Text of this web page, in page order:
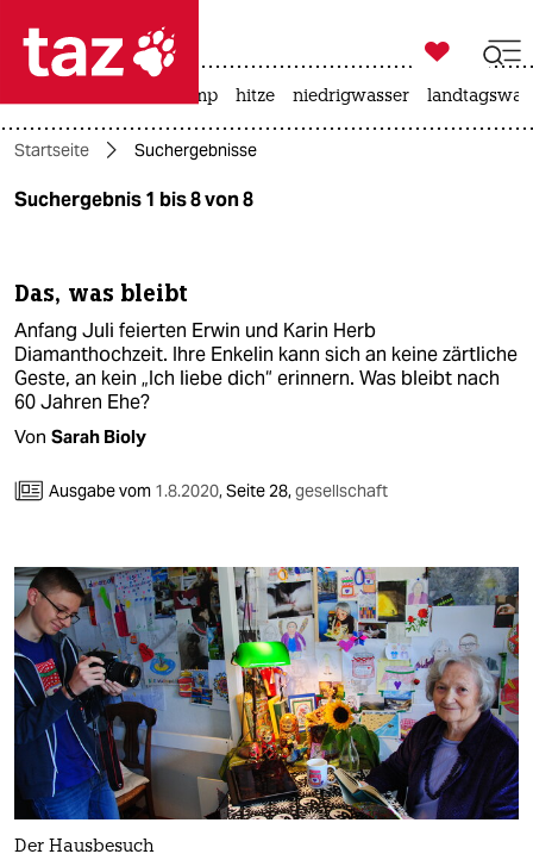
 taz zahl ich
taz zahl ich
themen
öko
gesellschaft
kultur
sport
nord
wahrheit
verlag
verlag
veranstaltungen
shop

taz zahl ich
usa unter trump hitze niedrigwasser
Startseite Suchergebnisse
Suchergebnis 1 bis 8 von 8
Das, was bleibt
Anfang Juli feierten Erwin und Karin Herb
Diamanthochzeit. Ihre Enkelin kann sich an keine zärtliche
Geste, an kein „Ich liebe dich“ erinnern. Was bleibt nach
60 Jahren Ehe?
Von Sarah Bioly
Ausgabe vom 1.8.2020,Seite 28,gesellschaft
Der Hausbesuch